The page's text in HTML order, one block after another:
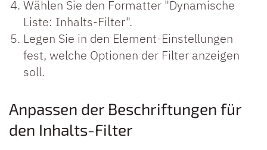
Wählen Sie den Formatter "Dynamische
Liste: Inhalts-Filter".
Legen Sie in den Element-Einstellungen
fest, welche Optionen der Filter anzeigen
soll.
Anpassen der Beschriftungen für
den Inhalts-Filter